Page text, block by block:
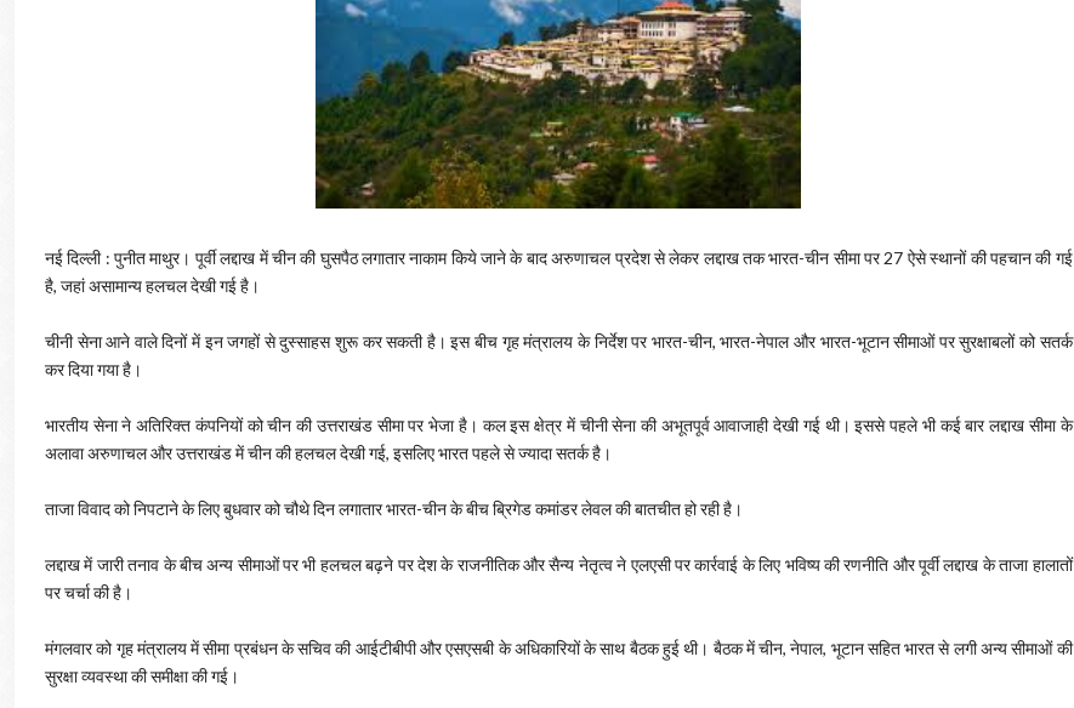
नई दिल्ली : पुनीत माथुर। पूर्वी लद्दाख में चीन की घुसपैठ लगातार नाकाम किये जाने के बाद अरुणाचल प्रदेश से लेकर लद्दाख तक भारत-चीन सीमा पर 27 ऐसे स्थानों की पहचान की गई
है, जहां असामान्य हलचल देखी गई है।
चीनी सेना आने वाले दिनों में इन जगहों से दुस्साहस शुरू कर सकती है। ​इस बीच गृह मंत्रालय के निर्देश पर भारत-चीन, भारत-नेपाल और भारत-भूटान सीमाओं पर सुरक्षाबलों को सतर्क
कर दिया गया है।
भारतीय सेना ने अतिरिक्त कंपनियों को चीन की उत्तराखंड सीमा पर भेजा है। कल इस क्षेत्र में चीनी सेना की अभूतपूर्व आवाजाही देखी गई थी। इससे पहले भी कई बार लद्दाख सीमा के
अलावा अरुणाचल और उत्तराखंड में चीन की हलचल देखी गई, इसलिए भारत पहले से ज्यादा सतर्क है।
ताजा विवाद को निपटाने के लिए बुधवार को चौथे दिन लगातार भारत-चीन के बीच ब्रिगेड कमांडर लेवल की बातचीत हो रही है।
लद्दाख में जारी तनाव के बीच अन्य सीमाओं पर भी हलचल बढ़ने पर देश के राजनीतिक और सैन्य नेतृत्व ने एलएसी पर कार्रवाई के लिए भविष्य की रणनीति और पूर्वी लद्दाख के ताजा हालातों
पर चर्चा की है।
​मंगलवार को गृह मंत्रालय में सीमा प्रबंधन के सचिव की आईटीबीपी और एसएसबी के अधिकारियों के साथ बैठक हुई थी। बैठक में चीन, नेपाल, भूटान सहित भारत से लगी अन्य सीमाओं की
सुरक्षा व्यवस्था की समीक्षा की गई।